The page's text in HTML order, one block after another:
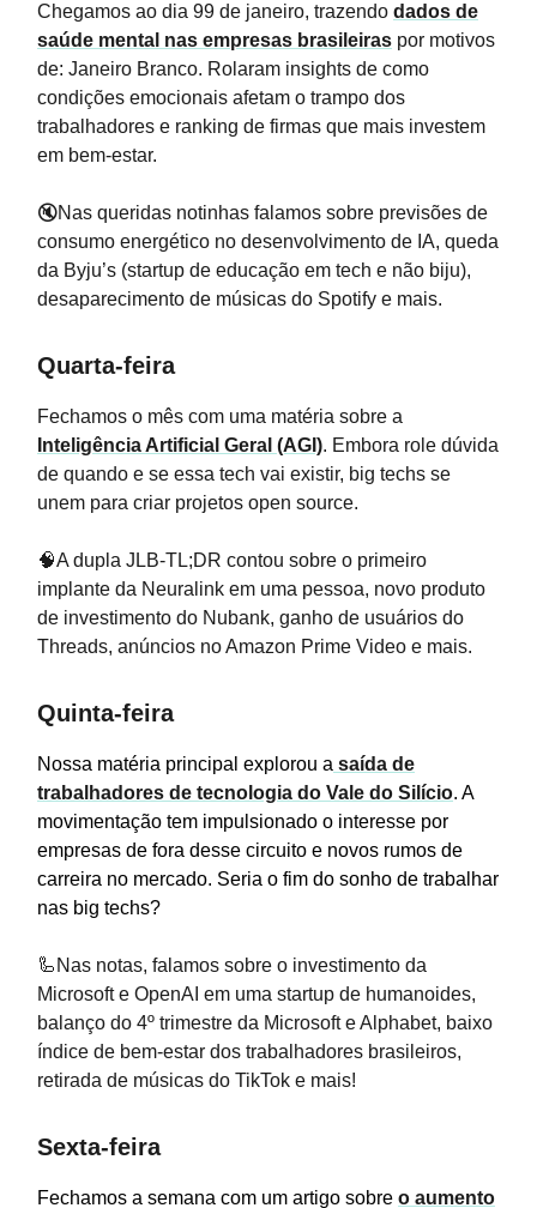
Chegamos ao dia 99 de janeiro, trazendo dados de
saúde mental nas empresas brasileiras por motivos
de: Janeiro Branco. Rolaram insights de como
condições emocionais afetam o trampo dos
trabalhadores e ranking de firmas que mais investem
em bem-estar.
🔇Nas queridas notinhas falamos sobre previsões de
consumo energético no desenvolvimento de IA, queda
da Byju’s (startup de educação em tech e não biju),
desaparecimento de músicas do Spotify e mais.
Quarta-feira
Fechamos o mês com uma matéria sobre a
Inteligência Artificial Geral (AGI). Embora role dúvida
de quando e se essa tech vai existir, big techs se
unem para criar projetos open source.
🧠A dupla JLB-TL;DR contou sobre o primeiro
implante da Neuralink em uma pessoa, novo produto
de investimento do Nubank, ganho de usuários do
Threads, anúncios no Amazon Prime Video e mais.
Quinta-feira
Nossa matéria principal explorou a saída de
trabalhadores de tecnologia do Vale do Silício. A
movimentação tem impulsionado o interesse por
empresas de fora desse circuito e novos rumos de
carreira no mercado. Seria o fim do sonho de trabalhar
nas big techs?
🦾Nas notas, falamos sobre o investimento da
Microsoft e OpenAI em uma startup de humanoides,
balanço do 4º trimestre da Microsoft e Alphabet, baixo
índice de bem-estar dos trabalhadores brasileiros,
retirada de músicas do TikTok e mais!
Sexta-feira
Fechamos a semana com um artigo sobre o aumento